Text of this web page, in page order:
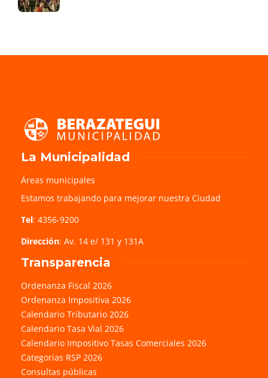
La Municipalidad
Áreas municipales
Estamos trabajando para mejorar nuestra Ciudad
Tel: 4356-9200
Dirección: Av. 14 e/ 131 y 131A
Transparencia
Ordenanza Fiscal 2026
Ordenanza Impositiva 2026
Calendario Tributario 2026
Calendario Tasa Vial 2026
Calendario Impositivo Tasas Comerciales 2026
Categorías RSP 2026
Consultas públicas